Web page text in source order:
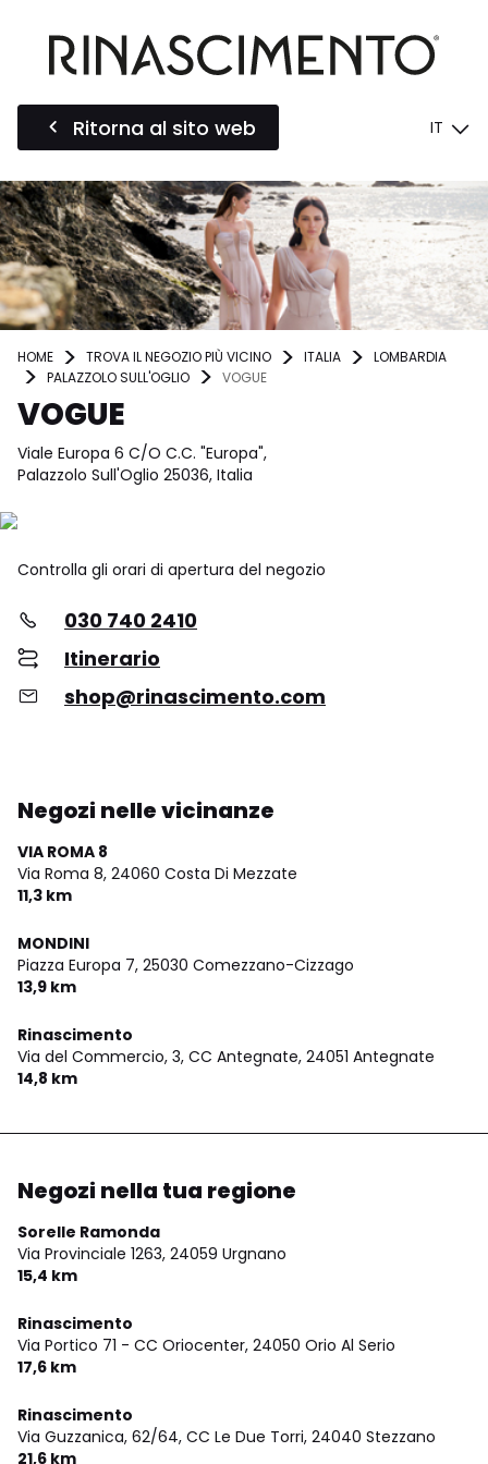
Ritorna al sito web IT
HOME TROVA IL NEGOZIO PIÙ VICINO ITALIA
LOMBARDIA
PALAZZOLO SULL'OGLIO
VOGUE
VOGUE
Viale Europa 6 C/O C.C. "Europa",
Palazzolo Sull'Oglio 25036, Italia
Controlla gli orari di apertura del negozio
030 740 2410
Itinerario
shop@rinascimento.com
Negozi nelle vicinanze
VIA ROMA 8
Via Roma 8, 24060 Costa Di Mezzate
11,3 km
MONDINI
Piazza Europa 7, 25030 Comezzano-Cizzago
13,9 km
Rinascimento
Via del Commercio, 3, CC Antegnate, 24051 Antegnate
14,8 km
Negozi nella tua regione
Sorelle Ramonda
Via Provinciale 1263, 24059 Urgnano
15,4 km
Rinascimento
Via Portico 71 - CC Oriocenter, 24050 Orio Al Serio
17,6 km
Rinascimento
Via Guzzanica, 62/64, CC Le Due Torri, 24040 Stezzano
21,6 km